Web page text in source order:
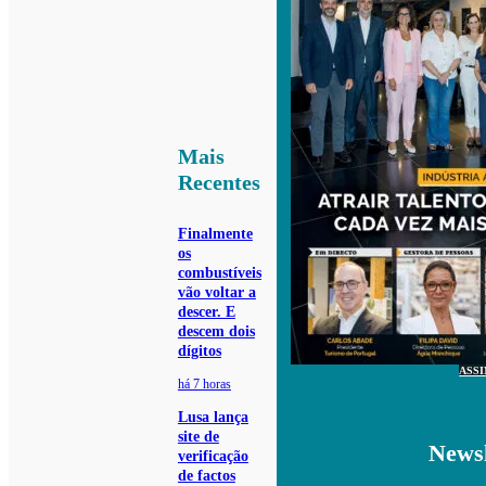
Mais
Recentes
Finalmente
os
combustíveis
vão voltar a
descer. E
descem dois
dígitos
há 7 horas
Lusa lança
site de
verificação
de factos